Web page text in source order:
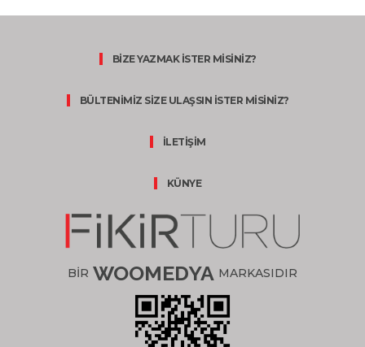
BİZE YAZMAK İSTER MİSİNİZ?
BÜLTENİMİZ SİZE ULAŞSIN İSTER MİSİNİZ?
İLETİŞİM
KÜNYE
BİR WOOMEDYA MARKASIDIR